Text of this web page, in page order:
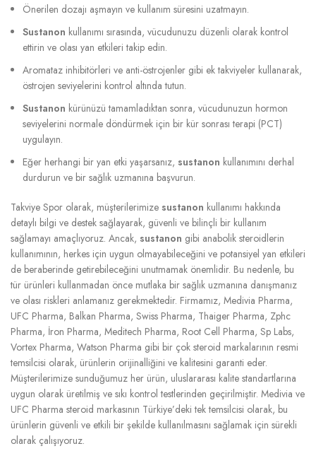
Önerilen dozajı aşmayın ve kullanım süresini uzatmayın.
Sustanon kullanımı sırasında, vücudunuzu düzenli olarak kontrol
ettirin ve olası yan etkileri takip edin.
Aromataz inhibitörleri ve anti-östrojenler gibi ek takviyeler kullanarak,
östrojen seviyelerini kontrol altında tutun.
Sustanon kürünüzü tamamladıktan sonra, vücudunuzun hormon
seviyelerini normale döndürmek için bir kür sonrası terapi (PCT)
uygulayın.
Eğer herhangi bir yan etki yaşarsanız, sustanon kullanımını derhal
durdurun ve bir sağlık uzmanına başvurun.
Takviye Spor olarak, müşterilerimize sustanon kullanımı hakkında
detaylı bilgi ve destek sağlayarak, güvenli ve bilinçli bir kullanım
sağlamayı amaçlıyoruz. Ancak, sustanon gibi anabolik steroidlerin
kullanımının, herkes için uygun olmayabileceğini ve potansiyel yan etkileri
de beraberinde getirebileceğini unutmamak önemlidir. Bu nedenle, bu
tür ürünleri kullanmadan önce mutlaka bir sağlık uzmanına danışmanız
ve olası riskleri anlamanız gerekmektedir. Firmamız, Medivia Pharma,
UFC Pharma, Balkan Pharma, Swiss Pharma, Thaiger Pharma, Zphc
Pharma, İron Pharma, Meditech Pharma, Root Cell Pharma, Sp Labs,
Vortex Pharma, Watson Pharma gibi bir çok steroid markalarının resmi
temsilcisi olarak, ürünlerin orijinalliğini ve kalitesini garanti eder.
Müşterilerimize sunduğumuz her ürün, uluslararası kalite standartlarına
uygun olarak üretilmiş ve sıkı kontrol testlerinden geçirilmiştir. Medivia ve
UFC Pharma steroid markasının Türkiye’deki tek temsilcisi olarak, bu
ürünlerin güvenli ve etkili bir şekilde kullanılmasını sağlamak için sürekli
olarak çalışıyoruz.